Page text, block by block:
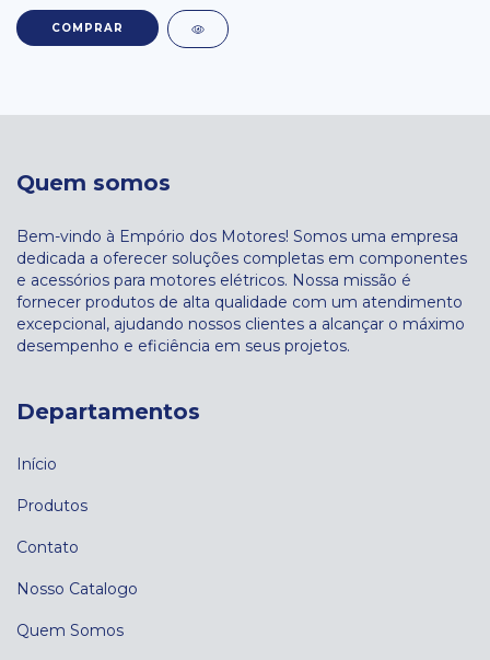
COMPRAR
Quem somos
Bem-vindo à Empório dos Motores! Somos uma empresa
dedicada a oferecer soluções completas em componentes
e acessórios para motores elétricos. Nossa missão é
fornecer produtos de alta qualidade com um atendimento
excepcional, ajudando nossos clientes a alcançar o máximo
desempenho e eficiência em seus projetos.
Departamentos
Início
Produtos
Contato
Nosso Catalogo
Quem Somos